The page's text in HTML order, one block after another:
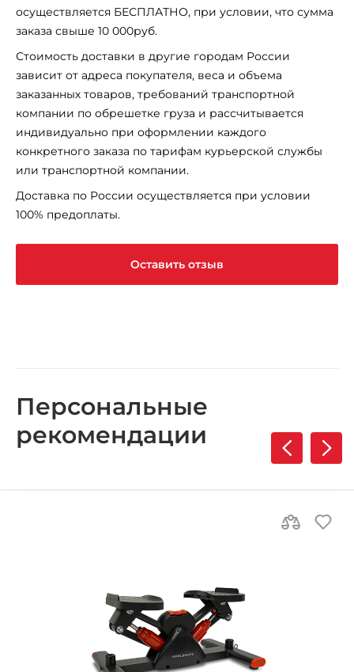
осуществляется БЕСПЛАТНО, при условии, что сумма
заказа свыше 10 000руб.
Стоимость доставки в другие городам России
зависит от адреса покупателя, веса и объема
заказанных товаров, требований транспортной
компании по обрешетке груза и рассчитывается
индивидуально при оформлении каждого
конкретного заказа по тарифам курьерской службы
или транспортной компании.
Доставка по России осуществляется при условии
100% предоплаты.
Оставить отзыв
Персональные
рекомендации